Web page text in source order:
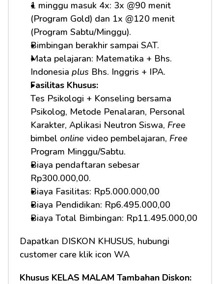
1 minggu masuk 4x: 3x @90 menit
(Program Gold) dan 1x @120 menit
(Program Sabtu/Minggu).
Bimbingan berakhir sampai SAT.
Mata pelajaran: Matematika + Bhs.
Indonesia plus Bhs. Inggris + IPA.
Fasilitas Khusus:
Tes Psikologi + Konseling bersama
Psikolog, Metode Penalaran, Personal
Karakter, Aplikasi Neutron Siswa, Free
bimbel online video pembelajaran, Free
Program Minggu/Sabtu.
Biaya pendaftaran sebesar
Rp300.000,00.
Biaya Fasilitas: Rp5.000.000,00
Biaya Pendidikan: Rp6.495.000,00
Biaya Total Bimbingan: Rp11.495.000,00
Dapatkan DISKON KHUSUS, hubungi
customer care klik icon WA
Khusus KELAS MALAM Tambahan Diskon: